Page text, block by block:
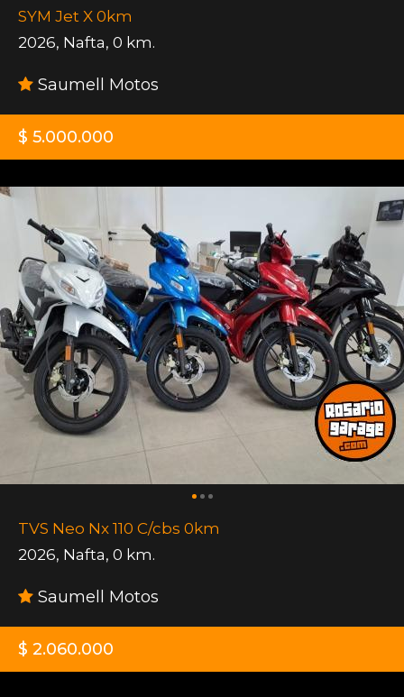
SYM Jet X 0km
2026, Nafta, 0 km.
Saumell Motos
$ 5.000.000
TVS Neo Nx 110 C/cbs 0km
2026, Nafta, 0 km.
Saumell Motos
$ 2.060.000